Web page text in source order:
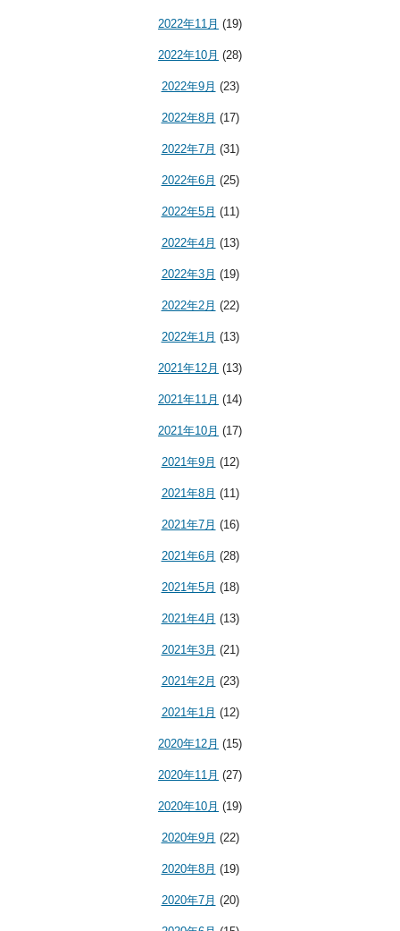
2022年11月 (19)
2022年10月 (28)
2022年9月 (23)
2022年8月 (17)
2022年7月 (31)
2022年6月 (25)
2022年5月 (11)
2022年4月 (13)
2022年3月 (19)
2022年2月 (22)
2022年1月 (13)
2021年12月 (13)
2021年11月 (14)
2021年10月 (17)
2021年9月 (12)
2021年8月 (11)
2021年7月 (16)
2021年6月 (28)
2021年5月 (18)
2021年4月 (13)
2021年3月 (21)
2021年2月 (23)
2021年1月 (12)
2020年12月 (15)
2020年11月 (27)
2020年10月 (19)
2020年9月 (22)
2020年8月 (19)
2020年7月 (20)